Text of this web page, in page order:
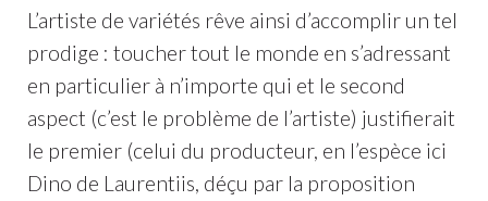
L’artiste de variétés rêve ainsi d’accomplir un tel
prodige : toucher tout le monde en s’adressant
en particulier à n’importe qui et le second
aspect (c’est le problème de l’artiste) justifierait
le premier (celui du producteur, en l’espèce ici
Dino de Laurentiis, déçu par la proposition